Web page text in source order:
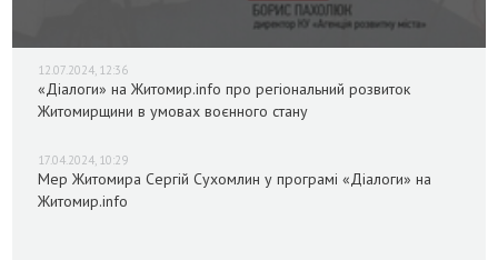
12.07.2024, 12:36
«Діалоги» на Житомир.info про регіональний розвиток
Житомирщини в умовах воєнного стану
17.04.2024, 10:29
Мер Житомира Сергій Сухомлин у програмі «Діалоги» на
Житомир.info